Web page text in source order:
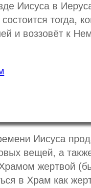
Иисуса в
тогда,
и воззовёт к
Иисуса
вещей, а
жертвой
в Храм как